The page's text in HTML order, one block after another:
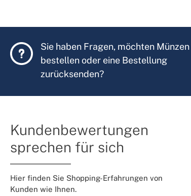
Sie haben Fragen, möchten Münzen
bestellen oder eine Bestellung
zurücksenden?
Kundenbewertungen
sprechen für sich
Hier finden Sie Shopping-Erfahrungen von
Kunden wie Ihnen.